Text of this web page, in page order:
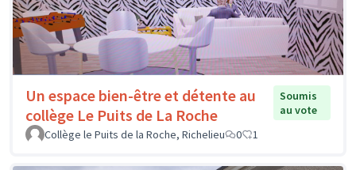
Un espace bien-être et détente au
collège Le Puits de La Roche
Soumis
au vote
Collège le Puits de la Roche, Richelieu
0 1